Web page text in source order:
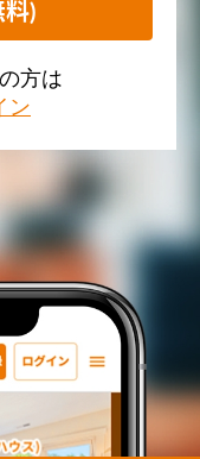
料)
方は
ン